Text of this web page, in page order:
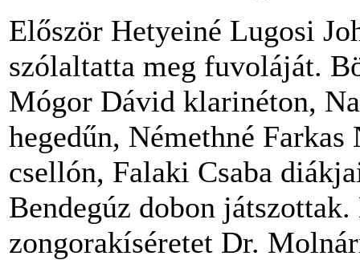
Először Hetyeiné Lugosi
szólaltatta meg fuvoláját.
Mógor Dávid klarinéton,
hegedűn, Némethné
csellón, Falaki Csaba
Bendegúz dobon
zongorakíséretet Dr.